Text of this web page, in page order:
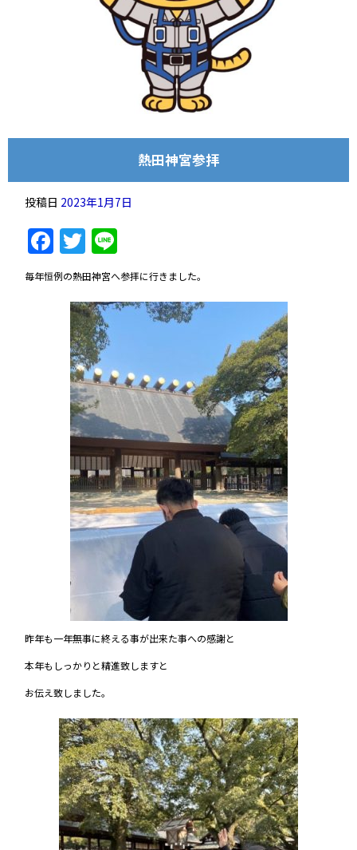
熱田神宮参拝
投稿日 2023年1月7日
Facebook
Twitter
毎年恒例の熱田神宮へ参拝に行きました。
昨年も一年無事に終える事が出来た事への感謝と
本年もしっかりと精進致しますと
お伝え致しました。